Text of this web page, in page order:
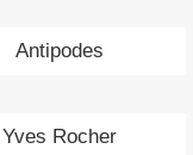
Antipodes
Yves Rocher